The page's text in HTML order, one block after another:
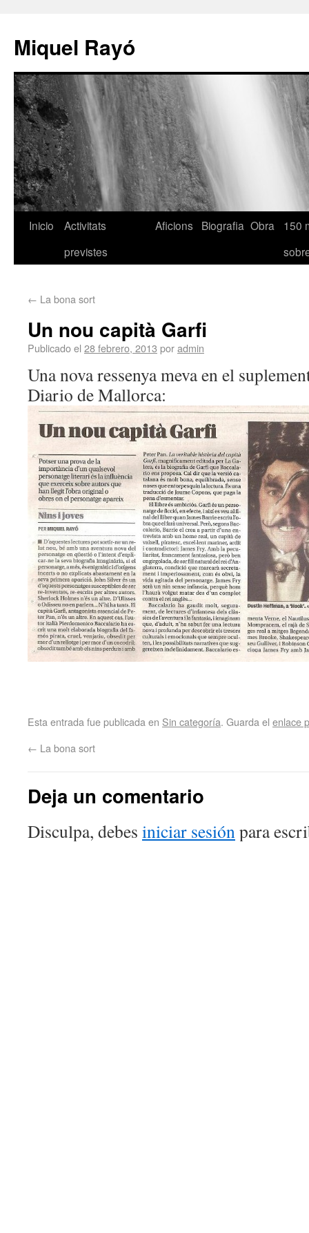
Miquel Rayó
Inicio
Activitats
previstes
Aficions Biografia Obra
150
← La bona sort
Un nou capità Garfi
Publicado el 28 febrero, 2013 poradmin
Una nova ressenya meva en el
Diario de Mallorca:
Esta entrada fue publicada en Sin categoría. Guarda el enlace
← La bona sort
Deja un comentario
Disculpa, debes iniciar sesiónpara